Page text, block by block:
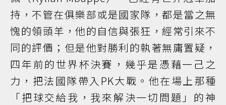
持，不管在俱樂部或是國家隊，都是當之無
愧的領頭羊，他的自信與張狂，經常引來不
同的評價；但是他對勝利的執著無庸置疑，
四年前的世界杯決賽，幾乎是憑藉一己之
力，把法國隊帶入PK大戰。他在場上那種
「把球交給我，我來解決一切問題」的神